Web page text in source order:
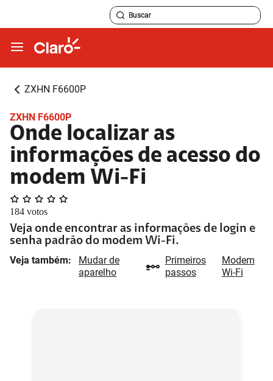
ZXHN F6600P
ZXHN F6600P
Onde localizar as
informações de acesso do
modem Wi-Fi
184 votos
Veja onde encontrar as informações de login e
senha padrão do modem Wi-Fi.
Veja também:
Mudar de
aparelho
Primeiros
passos
Modem
Wi-Fi